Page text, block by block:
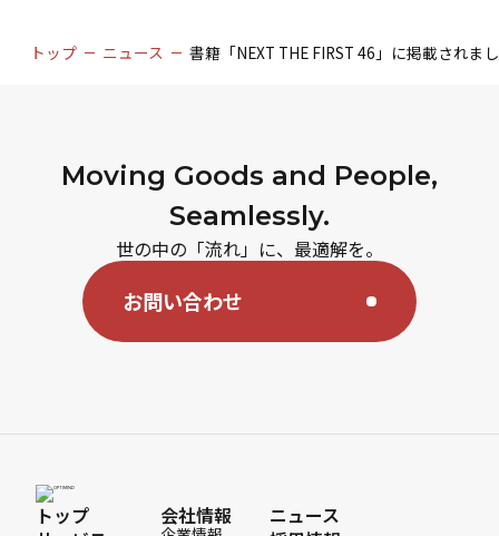
トップ ニュース 書籍「NEXT THE FIRST 46」に掲載されま
Moving Goods and People,
Seamlessly.
世の中の「流れ」に、最適解を。
お問い合わせ
トップ
会社情報
ニュース